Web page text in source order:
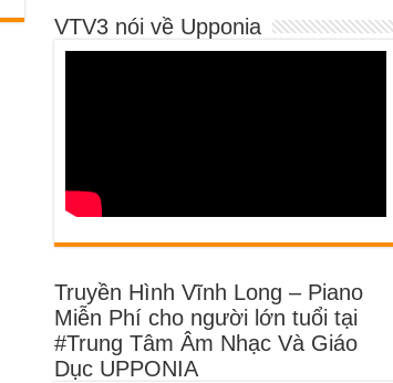
VTV3 nói về Upponia
Truyền Hình Vĩnh Long – Piano
Miễn Phí cho người lớn tuổi tại
#Trung Tâm Âm Nhạc Và Giáo
Dục UPPONIA